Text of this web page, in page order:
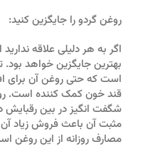
روغن گردو را جایگزین کنید:
اگر به هر دلیلی علاقه
بهترین جایگزین خواهد بود.
است که حتی روغن آن برای
قند خون کمک کننده است.
شگفت انگیز در بین
مثبت آن باعث فروش زیاد
مصارف روزانه از این روغن